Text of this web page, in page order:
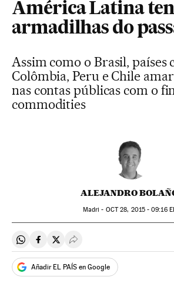
América Latina
armadilhas do
Assim como o Brasil, países
Colômbia, Peru e Chile
nas contas públicas com o
commodities
ALEJANDRO
Madri - OCT28, 2015 - 09:16
Compartir en Whatsapp
Compartir en Facebook
Compartir en Twitter
Desplegar Redes Sociales
Añadir EL PAÍS en Google